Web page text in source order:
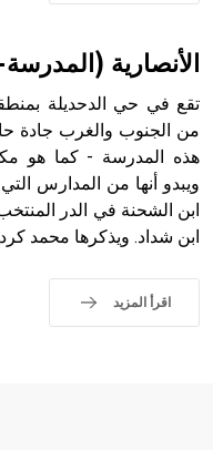
الأنصارية
تقع في حي الدحديلة
من الجنوب والغرب جادة
ويبدو أنها من المدارس
ابن الشحنة في الدر
ابن شداد. ويذكرها محمد
اقرأ المزيد